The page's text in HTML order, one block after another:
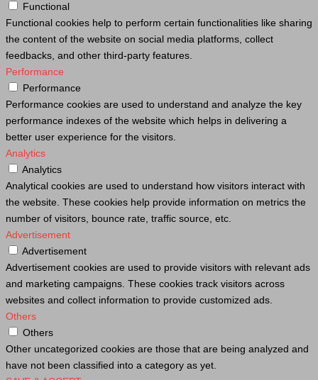
Functional
Functional cookies help to perform certain functionalities like sharing
the content of the website on social media platforms, collect
feedbacks, and other third-party features.
Performance
Performance
Performance cookies are used to understand and analyze the key
performance indexes of the website which helps in delivering a
better user experience for the visitors.
Analytics
Analytics
Analytical cookies are used to understand how visitors interact with
the website. These cookies help provide information on metrics the
number of visitors, bounce rate, traffic source, etc.
Advertisement
Advertisement
Advertisement cookies are used to provide visitors with relevant ads
and marketing campaigns. These cookies track visitors across
websites and collect information to provide customized ads.
Others
Others
Other uncategorized cookies are those that are being analyzed and
have not been classified into a category as yet.